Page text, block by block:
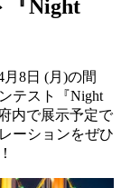
『Night
月8日 (月)の間
テスト『Night
内で展示予定で
ーションをぜひ